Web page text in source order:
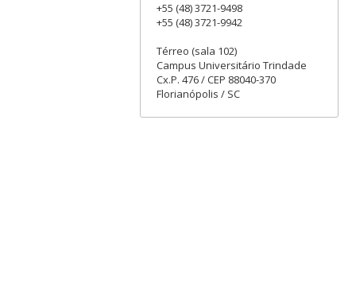
+55 (48) 3721-9498
+55 (48) 3721-9942
Térreo (sala 102)
Campus Universitário Trindade
Cx.P. 476 / CEP 88040-370
Florianópolis / SC